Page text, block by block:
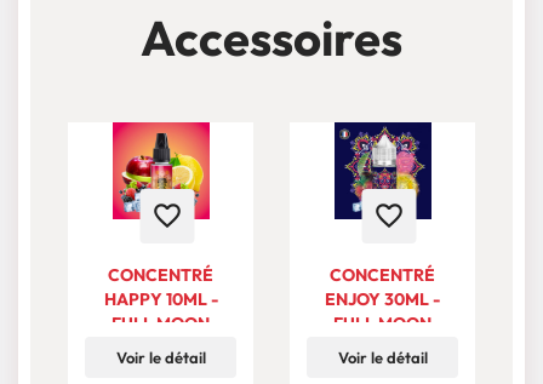
Accessoires
favorite_border
CONCENTRÉ
HAPPY 10ML -
FULL MOON
Voir le détail
favorite_border
CONCENTRÉ
ENJOY 30ML -
FULL MOON
Voir le détail